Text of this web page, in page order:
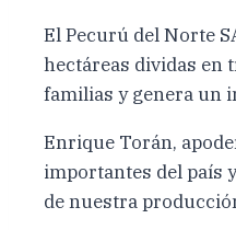
El Pecurú del Norte
hectáreas dividas en
familias y genera un
Enrique Torán,
importantes del país
de nuestra